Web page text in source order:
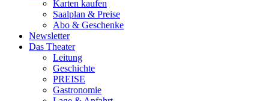
Karten kaufen
Saalplan & Preise
Abo & Geschenke
Newsletter
Das Theater
Leitung
Geschichte
PREISE
Gastronomie